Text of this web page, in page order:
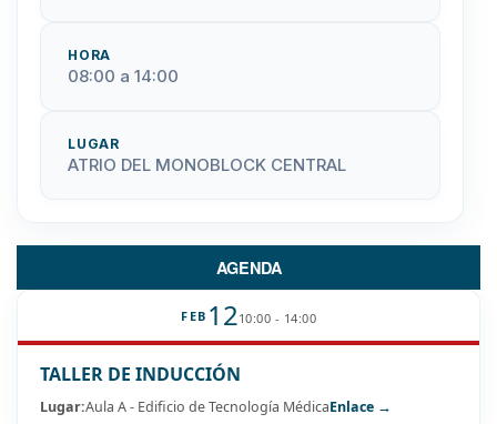
HORA
08:00 a 14:00
LUGAR
ATRIO DEL MONOBLOCK CENTRAL
AGENDA
FEB 1210:00 - 14:00
TALLER DE INDUCCIÓN
Lugar:Aula A - Edificio de Tecnología MédicaEnlace →